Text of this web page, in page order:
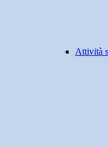
Attività